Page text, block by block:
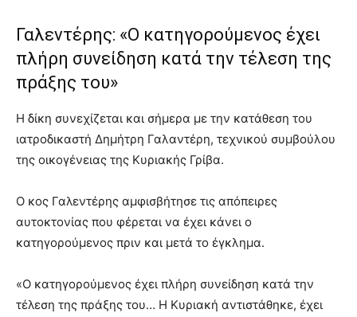
Γαλεντέρης: «Ο κατηγορούμενος έχει
πλήρη συνείδηση κατά την τέλεση της
πράξης του»
Η δίκη συνεχίζεται και σήμερα με την κατάθεση του
ιατροδικαστή Δημήτρη Γαλαντέρη, τεχνικού συμβούλου
της οικογένειας της Κυριακής Γρίβα.
Ο κος Γαλεντέρης αμφισβήτησε τις απόπειρες
αυτοκτονίας που φέρεται να έχει κάνει ο
κατηγορούμενος πριν και μετά το έγκλημα.
«Ο κατηγορούμενος έχει πλήρη συνείδηση κατά την
τέλεση της πράξης του… Η Κυριακή αντιστάθηκε, έχει